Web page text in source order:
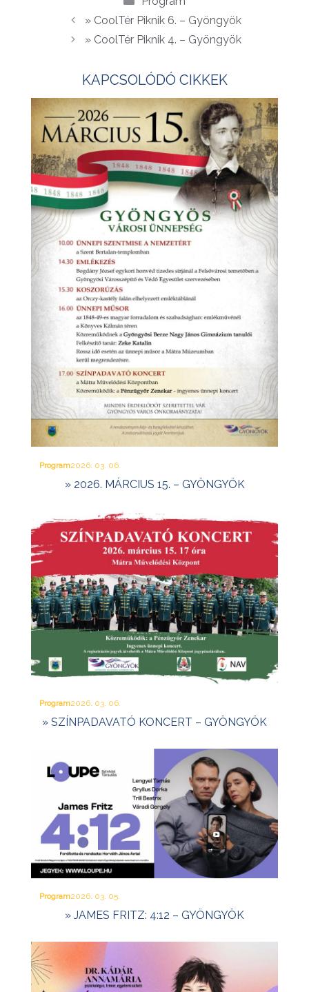
» CoolTér Piknik 6. – Gyöngyök
» CoolTér Piknik 4. – Gyöngyök
KAPCSOLÓDÓ CIKKEK
Program2026. 03. 06.
» 2026. MÁRCIUS 15. – GYÖNGYÖK
Program2026. 03. 06.
» SZÍNPADAVATÓ KONCERT – GYÖNGYÖK
Program2026. 03. 05.
» JAMES FRITZ: 4:12 – GYÖNGYÖK